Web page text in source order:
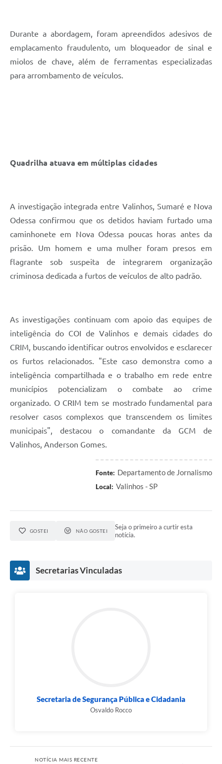
Durante a abordagem, foram apreendidos adesivos de
emplacamento fraudulento, um bloqueador de sinal e
miolos de chave, além de ferramentas especializadas
para arrombamento de veículos.
Quadrilha atuava em múltiplas cidades
A investigação integrada entre Valinhos, Sumaré e Nova
Odessa confirmou que os detidos haviam furtado uma
caminhonete em Nova Odessa poucas horas antes da
prisão. Um homem e uma mulher foram presos em
flagrante sob suspeita de integrarem organização
criminosa dedicada a furtos de veículos de alto padrão.
As investigações continuam com apoio das equipes de
inteligência do COI de Valinhos e demais cidades do
CRIM, buscando identificar outros envolvidos e esclarecer
os furtos relacionados. "Este caso demonstra como a
inteligência compartilhada e o trabalho em rede entre
municípios potencializam o combate ao crime
organizado. O CRIM tem se mostrado fundamental para
resolver casos complexos que transcendem os limites
municipais", destacou o comandante da GCM de
Valinhos, Anderson Gomes.
Fonte: Departamento de Jornalismo
Local: Valinhos - SP
GOSTEI NÃO GOSTEI
Seja o primeiro a curtir esta
notícia.
Secretarias Vinculadas
Secretaria de Segurança Pública e Cidadania
Osvaldo Rocco
NOTÍCIA MAIS RECENTE